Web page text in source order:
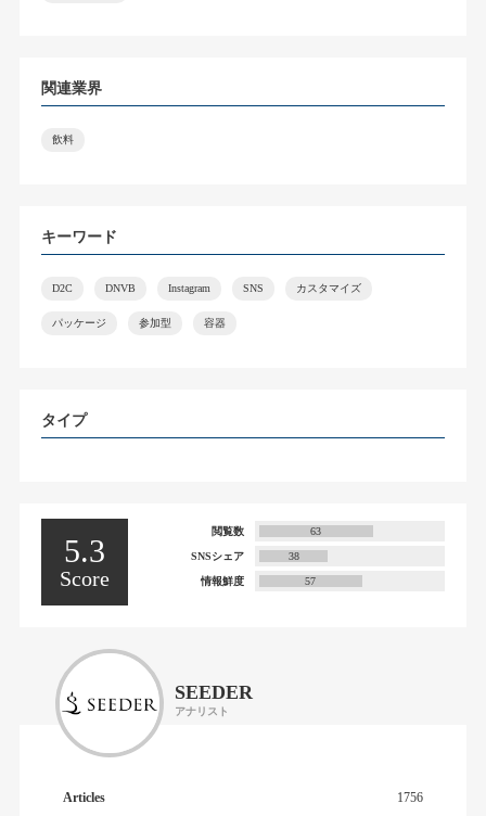
関連業界
飲料
キーワード
D2C DNVB Instagram SNS カスタマイズ
パッケージ 参加型 容器
タイプ
5.3
Score
閲覧数 63
SNSシェア 38
情報鮮度 57
SEEDER
アナリスト
Articles
1756